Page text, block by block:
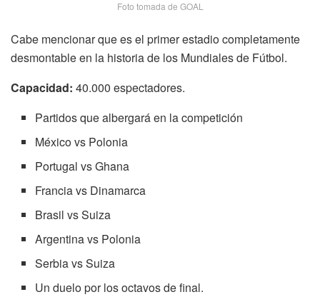
Foto tomada de GOAL
Cabe mencionar que es el primer estadio completamente
desmontable en la historia de los Mundiales de Fútbol.
Capacidad: 40.000 espectadores.
Partidos que albergará en la competición
México vs Polonia
Portugal vs Ghana
Francia vs Dinamarca
Brasil vs Suiza
Argentina vs Polonia
Serbia vs Suiza
Un duelo por los octavos de final.